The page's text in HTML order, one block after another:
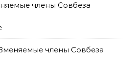
члены Совбеза
члены Совбеза